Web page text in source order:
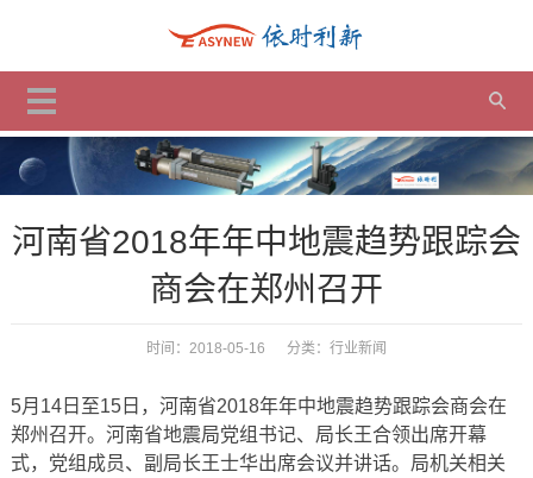
河南省2018年年中地震趋势跟踪会
商会在郑州召开
时间：2018-05-16 分类： 行业新闻
5月14日至15日，河南省2018年年中地震趋势跟踪会商会在
郑州召开。河南省地震局党组书记、局长王合领出席开幕
式，党组成员、副局长王士华出席会议并讲话。局机关相关